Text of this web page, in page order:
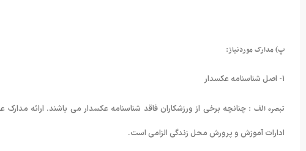
پ) مدارک موردنیاز:
۱- اصل شناسنامه عکسدار
تبصره الف : چنانچه برخی از ورزشکاران فاقد شناسنامه عکسدار می باشند. ارائه
ادارات آموزش و پرورش محل زندگی الزامی است.